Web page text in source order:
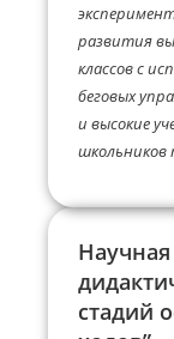
развития
классов с
беговых
и высокие
школьников
Научная
стадий